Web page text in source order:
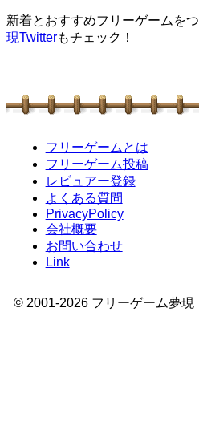
新着とおすすめフリーゲームを
現Twitterもチェック！
フリーゲームとは
フリーゲーム投稿
レビュアー登録
よくある質問
PrivacyPolicy
会社概要
お問い合わせ
Link
© 2001-2026フリーゲーム夢現